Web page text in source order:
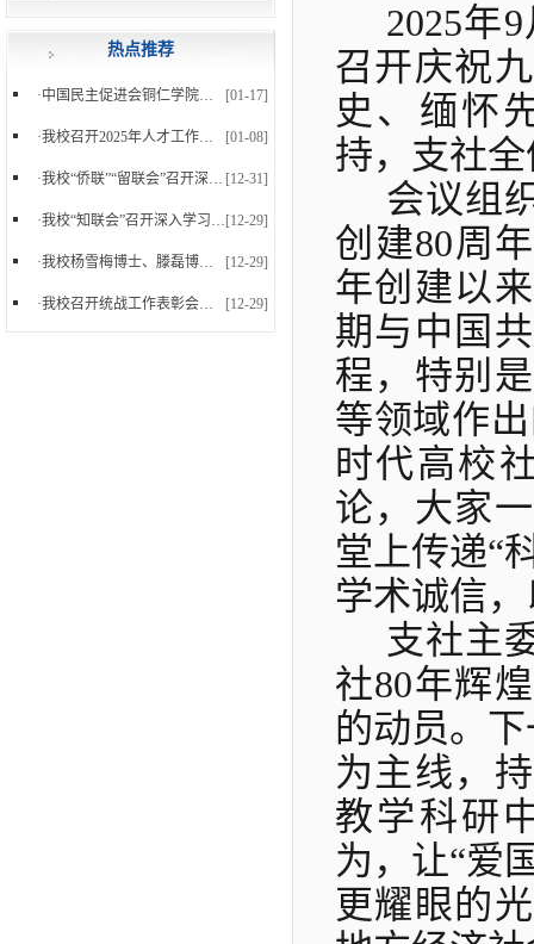
热点推荐
[01-17]
·中国民主促进会铜仁学院支部委员会正式成立
[01-08]
·我校召开2025年人才工作暨党外知识分子台属归侨侨...
[12-31]
·我校“侨联”“留联会”召开深入学习党的二十届四...
[12-29]
·我校“知联会”召开深入学习党的二十届四中全会精...
[12-29]
·我校杨雪梅博士、滕磊博士参加中国民主促进会贵州...
[12-29]
·我校召开统战工作表彰会暨2025年下半年统战工作会...
2025年
召开庆祝
史、缅怀
持，支社
会议组
创建80周
年创建以
期与中国
程，特别
等领域作
时代高校
论，大家
堂上传递“
学术诚信
支社主
社80年辉
的动员。
为主线，
教学科研
为，让“爱
更耀眼的